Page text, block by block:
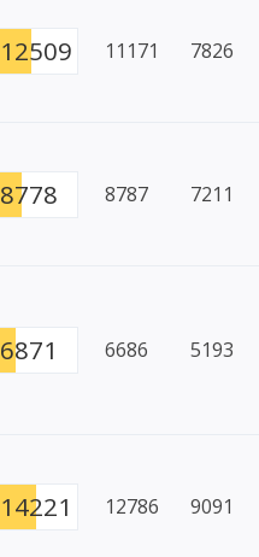
12509 11171 7826
8778 8787 7211
6871 6686 5193
14221 12786 9091